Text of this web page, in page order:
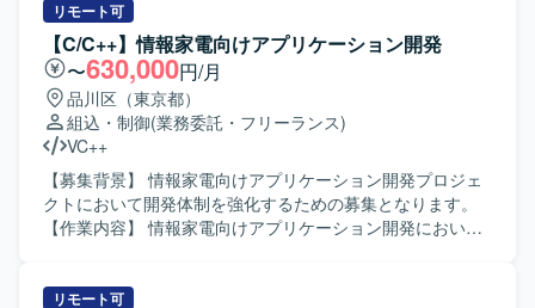
リモート可
【C/C++】情報家電向けアプリケーション開発
〜630,000円/月
品川区（東京都）
組込・制御(業務委託・フリーランス)
VC++
【募集背景】 情報家電向けアプリケーション開発プロジェ
クトにおいて開発体制を強化するための募集となります。
【作業内容】 情報家電向けアプリケーション開発におい
修正も行っていただきます。 【求める人物像】 コミュニケ
リモート可